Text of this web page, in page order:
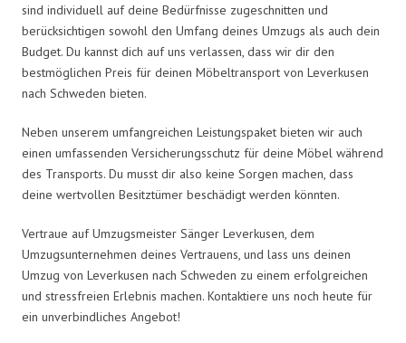
sind individuell auf deine Bedürfnisse zugeschnitten und
berücksichtigen sowohl den Umfang deines Umzugs als auch dein
Budget. Du kannst dich auf uns verlassen, dass wir dir den
bestmöglichen Preis für deinen Möbeltransport von Leverkusen
nach Schweden bieten.
Neben unserem umfangreichen Leistungspaket bieten wir auch
einen umfassenden Versicherungsschutz für deine Möbel während
des Transports. Du musst dir also keine Sorgen machen, dass
deine wertvollen Besitztümer beschädigt werden könnten.
Vertraue auf Umzugsmeister Sänger Leverkusen, dem
Umzugsunternehmen deines Vertrauens, und lass uns deinen
Umzug von Leverkusen nach Schweden zu einem erfolgreichen
und stressfreien Erlebnis machen. Kontaktiere uns noch heute für
ein unverbindliches Angebot!